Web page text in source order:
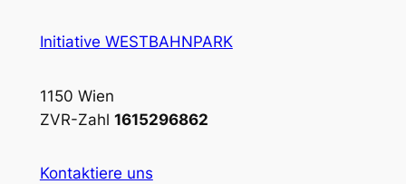
Initiative WESTBAHNPARK
1150 Wien
ZVR-Zahl 1615296862
Kontaktiere uns